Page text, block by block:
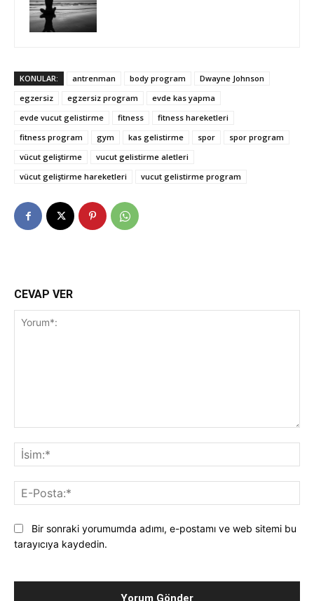
KONULAR: antrenman body program
Dwayne Johnson
egzersiz
egzersiz program
evde kas yapma
evde vucut gelistirme
fitness
fitness hareketleri
fitness program
gym kas gelistirme spor
spor program
vücut geliştirme
vucut gelistirme aletleri
vücut geliştirme hareketleri
vucut gelistirme program
CEVAP VER
Bir sonraki yorumumda adımı, e-postamı ve web sitemi bu
tarayıcıya kaydedin.